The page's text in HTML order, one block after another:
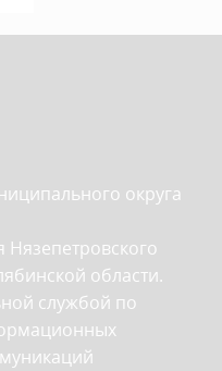
округа
области.
службой по